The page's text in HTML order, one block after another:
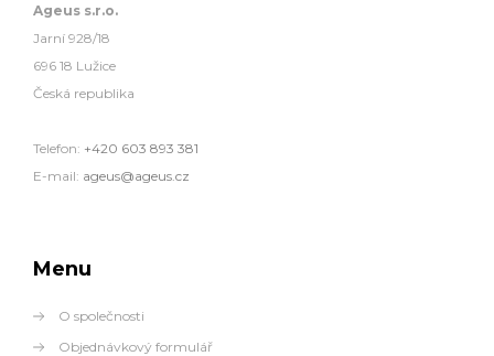
Ageus s.r.o.
Jarní 928/18
696 18 Lužice
Česká republika
Telefon: +420 603 893 381
E-mail: ageus@ageus.cz
Menu
O společnosti
Objednávkový formulář